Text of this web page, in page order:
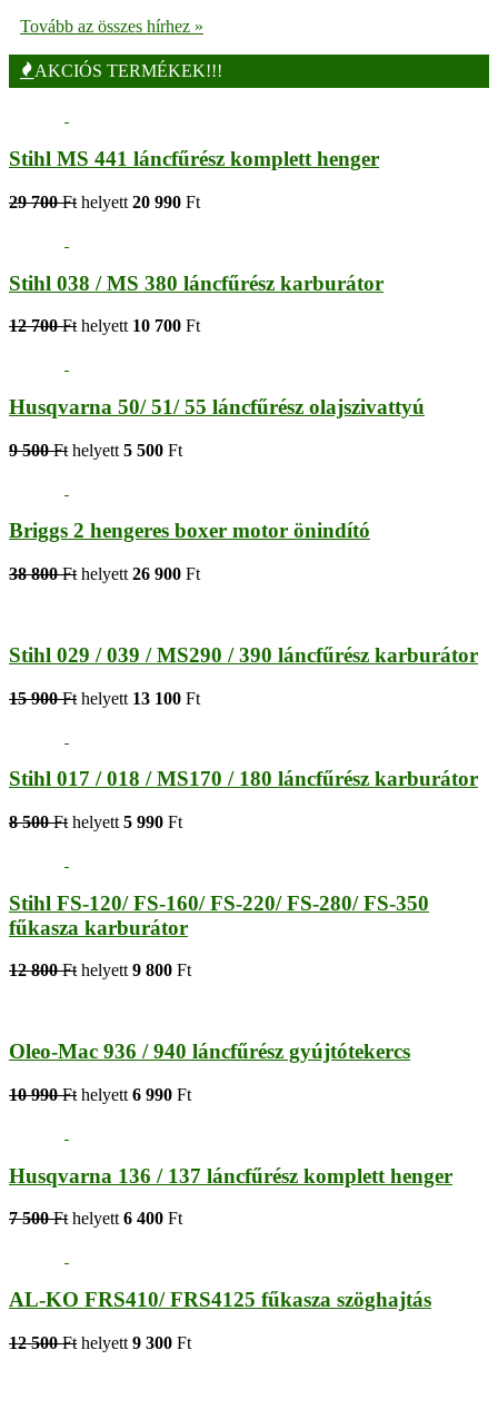
Tovább az összes hírhez »
AKCIÓS TERMÉKEK!!!
Stihl MS 441 láncfűrész komplett henger
29 700 Ft helyett 20 990 Ft
Stihl 038 / MS 380 láncfűrész karburátor
12 700 Ft helyett 10 700 Ft
Husqvarna 50/ 51/ 55 láncfűrész olajszivattyú
9 500 Ft helyett 5 500 Ft
Briggs 2 hengeres boxer motor önindító
38 800 Ft helyett 26 900 Ft
Stihl 029 / 039 / MS290 / 390 láncfűrész karburátor
15 900 Ft helyett 13 100 Ft
Stihl 017 / 018 / MS170 / 180 láncfűrész karburátor
8 500 Ft helyett 5 990 Ft
Stihl FS-120/ FS-160/ FS-220/ FS-280/ FS-350
fűkasza karburátor
12 800 Fthelyett9 800 Ft
Oleo-Mac 936 / 940 láncfűrész gyújtótekercs
10 990 Ft helyett 6 990 Ft
Husqvarna 136 / 137 láncfűrész komplett henger
7 500 Ft helyett 6 400 Ft
AL-KO FRS410/ FRS4125 fűkasza szöghajtás
12 500 Ft helyett 9 300 Ft